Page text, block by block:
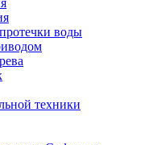
воды
техники